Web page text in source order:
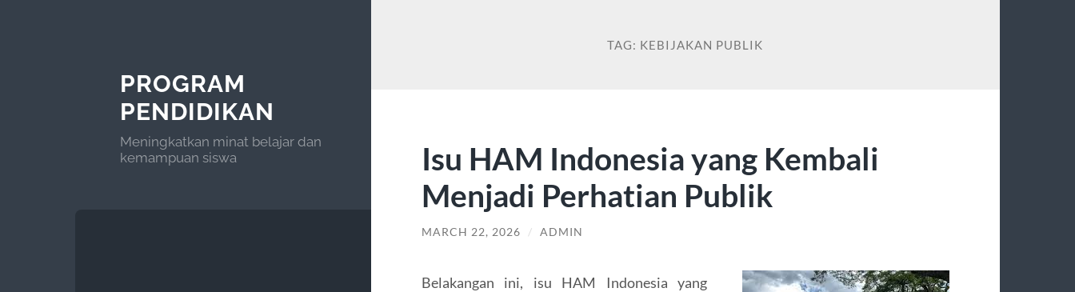
PROGRAM
PENDIDIKAN
Meningkatkan minat belajar dan
kemampuan siswa
TAG: KEBIJAKAN PUBLIK
Isu HAM Indonesia yang Kembali
Menjadi Perhatian Publik
MARCH 22, 2026 / ADMIN
Belakangan ini, isu HAM Indonesia yang